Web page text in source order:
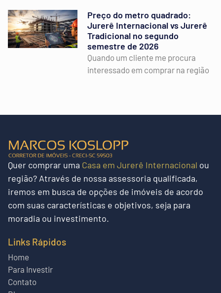
Preço do metro quadrado:
Jurerê Internacional vs Jurerê
Tradicional no segundo
semestre de 2026
Quando um cliente me procura
interessado em comprar na região
Quer comprar uma Casa em Jurerê Internacional ou
região? Através de nossa assessoria qualificada,
iremos em busca de opções de imóveis de acordo
com suas características e objetivos, seja para
moradia ou investimento.
Links Rápidos
Home
Para Investir
Contato